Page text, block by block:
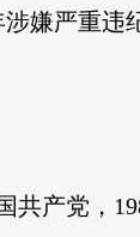
嫌严重违
产党，